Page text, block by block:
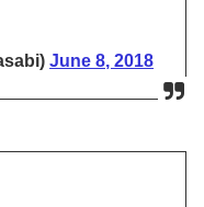
June 8, 2018